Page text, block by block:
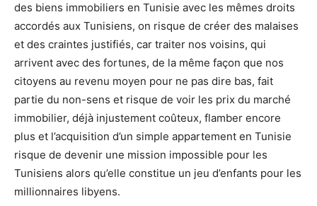
des biens immobiliers en Tunisie avec les mêmes droits
accordés aux Tunisiens, on risque de créer des malaises
et des craintes justifiés, car traiter nos voisins, qui
arrivent avec des fortunes, de la même façon que nos
citoyens au revenu moyen pour ne pas dire bas, fait
partie du non-sens et risque de voir les prix du marché
immobilier, déjà injustement coûteux, flamber encore
plus et l’acquisition d’un simple appartement en Tunisie
risque de devenir une mission impossible pour les
Tunisiens alors qu’elle constitue un jeu d’enfants pour les
millionnaires libyens.